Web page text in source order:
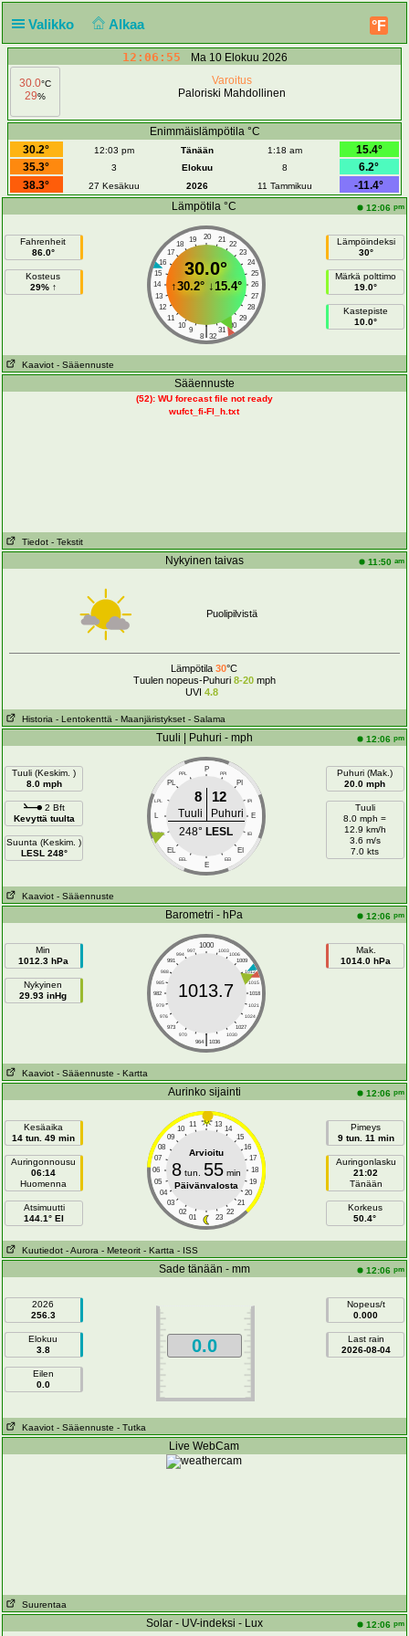
Valikko Alkaa °F
12:06:55
Ma 10 Elokuu 2026
30.0°C
29%
Varoitus
Paloriski Mahdollinen
Enimmäislämpötila °C
30.2°
12:03 pm Tänään 1:18 am
15.4°
35.3°
3 Elokuu 8
6.2°
38.3°
27 Kesäkuu 2026 11 Tammikuu
-11.4°
Lämpötila °C
12:06 pm
Fahrenheit
86.0°
Kosteus
29% ↑
20
19 21
18
22
17
23
16
24
15
25
14
26
13
27
12
28
11
29
10
30
9 31
|
8 32
30.0°
↑30.2°↓15.4°
Lämpöindeksi
30°
Märkä polttimo
19.0°
Kastepiste
10.0°
Kaaviot - Sääennuste
Sääennuste
(52): WU forecast file not ready
wufct_fi-FI_h.txt
Tiedot - Tekstit
Nykyinen taivas 11:50 am
Puolipilvistä
Lämpötila30°C
Tuulen nopeus-Puhuri 8-20mph
UVI 4.8
Historia - Lentokenttä - Maanjäristykset - Salama
Tuuli | Puhuri - mph 12:06 pm
Tuuli (Keskim. )
8.0 mph
2 Bft
Kevyttä tuulta
Suunta (Keskim. )
LESL 248°
P
PPL PPI
PL PI
LPL IPI
L E
LESL IEI
EL EI
EEL EEI
E
8 12
Tuuli
Puhuri
248° LESL
Puhuri (Mak.)
20.0 mph
Tuuli
8.0 mph =
12.9 km/h
3.6 m/s
7.0 kts
Kaaviot - Sääennuste
Barometri - hPa 12:06 pm
Min
1012.3 hPa
Nykyinen
29.93 inHg
1000
997 1003
994
1006
991
1009
988
1012
985
1015
982
1018
979
1021
976
1024
973
1027
970
1030
|
964 1036
1013.7
Mak.
1014.0 hPa
Kaaviot - Sääennuste - Kartta
Aurinko sijainti 12:06 pm
Kesäaika
14 tun. 49 min
Auringonnousu
06:14
Huomenna
Atsimuutti
144.1° EI
11 13
10
14
09
15
08
16
07
17
06
18
05
19
04
20
03
21
02
22
01 23
Arvioitu
8tun. 55min
Päivänvalosta
Pimeys
9 tun. 11 min
Auringonlasku
21:02
Tänään
Korkeus
50.4°
Kuutiedot - Aurora - Meteorit - Kartta - ISS
Sade tänään - mm 12:06 pm
2026
256.3
Elokuu
3.8
Eilen
0.0
0.0
Nopeus/t
0.000
Last rain
2026-08-04
Kaaviot - Sääennuste - Tutka
Live WebCam
Suurentaa
Solar - UV-indeksi - Lux 12:06 pm